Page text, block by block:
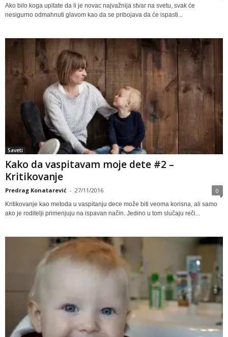
Ako bilo koga upitate da li je novac najvažnija stvar na svetu, svak će
nesigurno odmahnuti glavom kao da se pribojava da će ispasti...
Saveti
Kako da vaspitavam moje dete #2 –
Kritikovanje
Predrag Konatarević - 27/11/2016 0
Kritikovanje kao metoda u vaspitanju dece može biti veoma korisna, ali samo
ako je roditelji primenjuju na ispavan način. Jedino u tom slučaju reči...